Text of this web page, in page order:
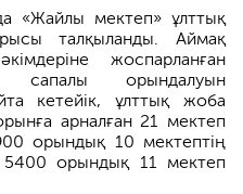
«Жайлы мектеп» ұлттық
талқыланды. Аймақ
жоспарланған
сапалы орындалуын
кетейік, ұлттық жоба
арналған 21 мектеп
орындық 10 мектептің
орындық 11 мектеп